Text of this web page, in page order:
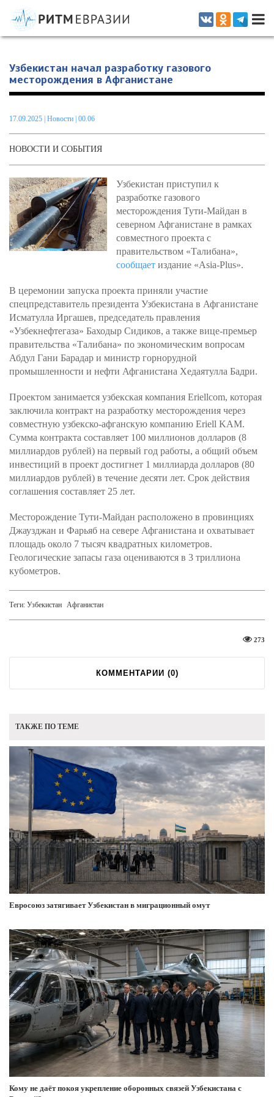
Информационно-аналитическое издание, посвященное актуальным
проблемам интеграции на постсоветском пространстве
Узбекистан начал разработку газового
месторождения в Афганистане
17.09.2025 Новости | 00.06
НОВОСТИ И СОБЫТИЯ
Узбекистан приступил к
разработке газового
месторождения Тути-Майдан в
северном Афганистане в рамках
совместного проекта с
правительством «Талибана»,
сообщает издание «Asia-Plus».
В церемонии запуска проекта приняли участие
спецпредставитель президента Узбекистана в Афганистане
Исматулла Иргашев, председатель правления
«Узбекнефтегаза» Баходыр Сидиков, а также вице-премьер
правительства «Талибана» по экономическим вопросам
Абдул Гани Барадар и министр горнорудной
промышленности и нефти Афганистана Хедаятулла Бадри.
Проектом занимается узбекская компания Eriellcom, которая
заключила контракт на разработку месторождения через
совместную узбекско-афганскую компанию Eriell KAM.
Сумма контракта составляет 100 миллионов долларов (8
миллиардов рублей) на первый год работы, а общий объем
инвестиций в проект достигнет 1 миллиарда долларов (80
миллиардов рублей) в течение десяти лет. Срок действия
соглашения составляет 25 лет.
Месторождение Тути-Майдан расположено в провинциях
Джаузджан и Фарьяб на севере Афганистана и охватывает
площадь около 7 тысяч квадратных километров.
Геологические запасы газа оцениваются в 3 триллиона
кубометров.
Теги: Узбекистан Афганистан
273
КОММЕНТАРИИ (0)
ТАКЖЕ ПО ТЕМЕ
Евросоюз затягивает Узбекистан в миграционный омут
Кому не даёт покоя укрепление оборонных связей Узбекистана с